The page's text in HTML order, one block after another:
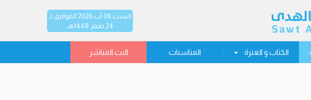
السبت 08 آب 2026 الموافق لـ
24 صفر 1448هـ
الكتاب و العترة المناسبات البث المباشر